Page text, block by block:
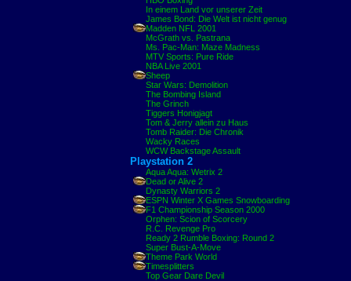
In einem Land vor unserer Zeit
James Bond: Die Welt ist nicht genug
Madden NFL 2001
McGrath vs. Pastrana
Ms. Pac-Man: Maze Madness
MTV Sports: Pure Ride
NBA Live 2001
Sheep
Star Wars: Demolition
The Bombing Island
The Grinch
Tiggers Honigjagt
Tom & Jerry allein zu Haus
Tomb Raider: Die Chronik
Wacky Races
WCW Backstage Assault
Playstation 2
Aqua Aqua: Wetrix 2
Dead or Alive 2
Dynasty Warriors 2
ESPN Winter X Games Snowboarding
F1 Championship Season 2000
Orphen: Scion of Scorcery
R.C. Revenge Pro
Ready 2 Rumble Boxing: Round 2
Super Bust-A-Move
Theme Park World
Timesplitters
Top Gear Dare Devil